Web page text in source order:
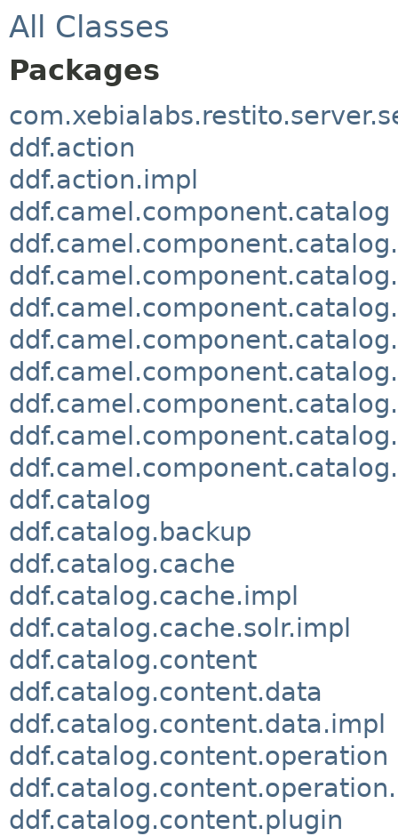
All Classes
Packages
ddf.action
ddf.action.impl
ddf.camel.component.catalog
ddf.catalog
ddf.catalog.backup
ddf.catalog.cache
ddf.catalog.cache.impl
ddf.catalog.cache.solr.impl
ddf.catalog.content
ddf.catalog.content.data
ddf.catalog.content.data.impl
ddf.catalog.content.operation
ddf.catalog.content.plugin